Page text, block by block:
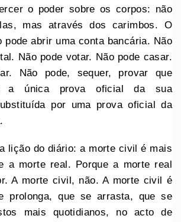
o poder sobre os corpos: não
mas através dos carimbos. O
pode abrir uma conta bancária. Não
Não pode votar. Não pode casar.
Não pode, sequer, provar que
a única prova oficial da sua
por uma prova oficial da
lição do diário: a morte civil é mais
a morte real. Porque a morte real
A morte civil, não. A morte civil é
prolonga, que se arrasta, que se
mais quotidianos, no acto de